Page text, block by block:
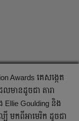
Awards គេសង្កេត
ានដូចជា តារា
Ellie Goulding និង
បី មកពីអាមេរិក ដូចជា